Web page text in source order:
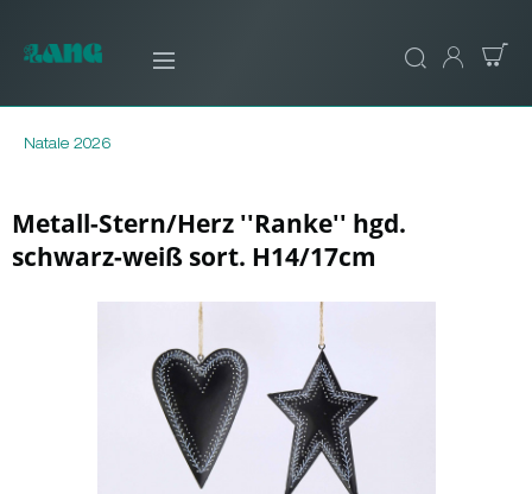
Natale 2026
Metall-Stern/Herz ''Ranke'' hgd.
schwarz-weiß sort. H14/17cm